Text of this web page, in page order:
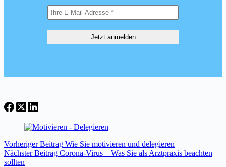
VorherigerBeitrag Wie Sie motivieren und delegieren
NächsterBeitrag Corona-Virus – Was Sie als Arztpraxis beachten
sollten